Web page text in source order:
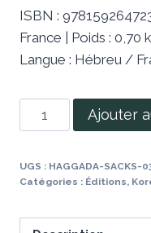
ISBN :
France | Poids : 0,70
Langue : Hébreu /
Ajouter
UGS : HAGGADA-SACKS-
Catégories : Éditions,